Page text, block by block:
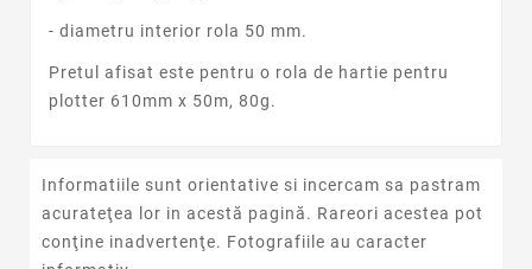
- diametru interior rola 50 mm.
Pretul afisat este pentru o rola de hartie pentru
plotter 610mm x 50m, 80g.
Informatiile sunt orientative si incercam sa pastram
acurateţea lor in acestă pagină. Rareori acestea pot
conţine inadvertenţe. Fotografiile au caracter